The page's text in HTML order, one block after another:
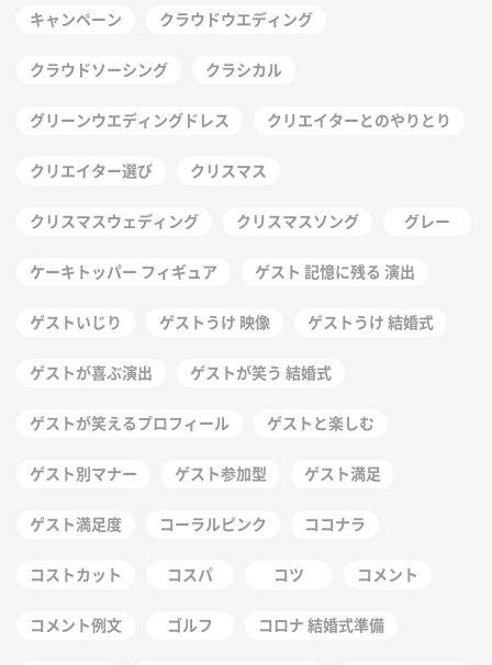
キャンペーン クラウドウエディング
クラウドソーシング クラシカル
グリーンウエディングドレス クリエイターとのやりとり
クリエイター選び クリスマス
クリスマスウェディング クリスマスソング グレー
ケーキトッパー フィギュア ゲスト 記憶に残る 演出
ゲストいじり ゲストうけ 映像 ゲストうけ 結婚式
ゲストが喜ぶ演出 ゲストが笑う 結婚式
ゲストが笑えるプロフィール ゲストと楽しむ
ゲスト別マナー ゲスト参加型 ゲスト満足
ゲスト満足度 コーラルピンク ココナラ
コストカット コスパ コツ コメント
コメント例文 ゴルフ コロナ 結婚式準備